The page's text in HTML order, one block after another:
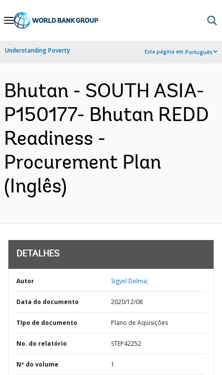
Skip
Navigation
Understanding Poverty Esta página em:Português
Bhutan - SOUTH ASIA-
P150177- Bhutan REDD
Readiness -
Procurement Plan
(Inglês)
DETALHES
Autor Sigyel Delma;
Data do documento 2020/12/08
TIpo de documento Plano de Aquisições
No. do relatório STEP42252
Nº do volume 1